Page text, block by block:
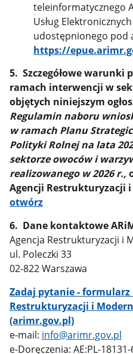
teleinformatycznego
Usług Elektronicznych
udostępnionego pod
https://
5. Szczegółowe warunki
ramach interwencji w
objętych niniejszym
Regulamin naboru
w ramach Planu
Polityki Rolnej na lata
sektorze owoców i
realizowanego w 2026 r.,
Agencji Restrukturyzacji
otwórz
6. Dane kontaktowe
Agencja Restrukturyzacji i
ul. Poleczki 33
02-822 Warszawa
Zadaj pytanie -
Restrukturyzacji i
(arimr.gov.pl)
e-mail: info@arimr.gov.pl
e-Doręczenia: AE:PL-18131-